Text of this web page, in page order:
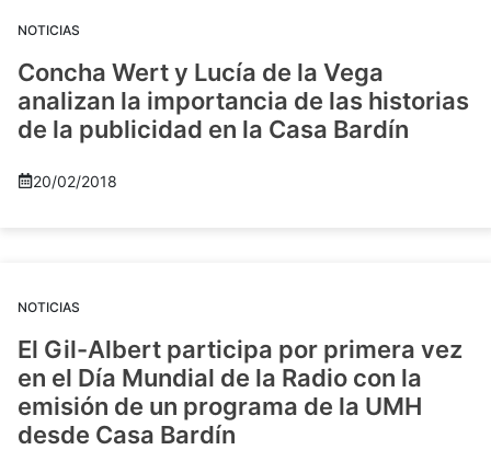
NOTICIAS
Concha Wert y Lucía de la Vega
analizan la importancia de las historias
de la publicidad en la Casa Bardín
20/02/2018
NOTICIAS
El Gil-Albert participa por primera vez
en el Día Mundial de la Radio con la
emisión de un programa de la UMH
desde Casa Bardín